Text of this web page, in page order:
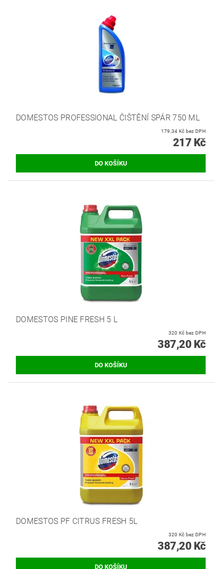
DOMESTOS PROFESSIONAL ČIŠTĚNÍ SPÁR 750 ML
179,34 Kč bez DPH
217 Kč
DOMESTOS PINE FRESH 5 L
320 Kč bez DPH
387,20 Kč
DOMESTOS PF CITRUS FRESH 5L
320 Kč bez DPH
387,20 Kč